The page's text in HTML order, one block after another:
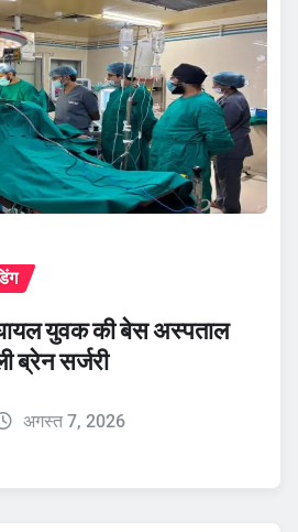
युवक की बेस अस्पताल
ब्रेन सर्जरी
अगस्त 7, 2026